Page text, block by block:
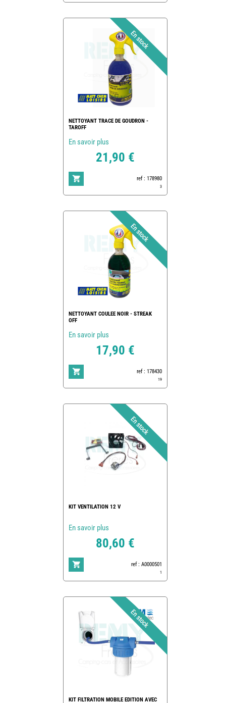
NETTOYANT TRACE DE GOUDRON -
TAROFF
En savoir plus
21,90 €
ref : 178980
3
NETTOYANT COULEE NOIR - STREAK
OFF
En savoir plus
17,90 €
ref : 178430
19
KIT VENTILATION 12 V
En savoir plus
80,60 €
ref : A0000501
1
KIT FILTRATION MOBILE EDITION AVEC